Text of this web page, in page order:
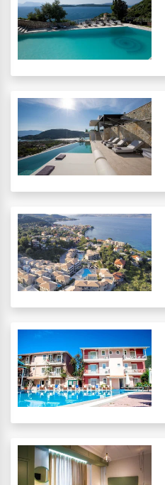
Κοζάνη
Κοκκώνι Κορινθίας
Κομοτηνή
Κόρινθος
Κορώνη
Κουρούτα Ηλείας
Κουφονήσια
Κρήτη
Κρουαζιέρες
Κύθηρα
Κυλλήνη
Κύμη Ευβοίας
Κυπαρισσία
Κύπρος
Λ
Λαγκάδια